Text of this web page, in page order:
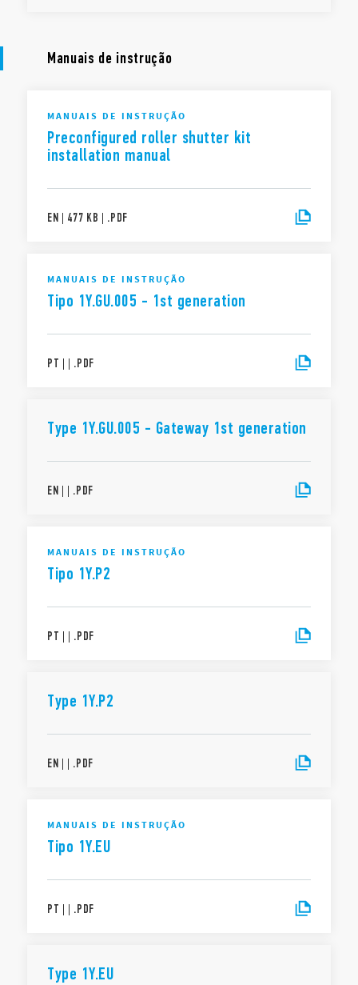
Manuais de instrução
MANUAIS DE INSTRUÇÃO
Preconfigured roller shutter kit
installation manual
EN | 477 KB | .PDF
MANUAIS DE INSTRUÇÃO
Tipo 1Y.GU.005 - 1st generation
PT | | .PDF
Type 1Y.GU.005 - Gateway 1st generation
EN | | .PDF
MANUAIS DE INSTRUÇÃO
Tipo 1Y.P2
PT | | .PDF
Type 1Y.P2
EN | | .PDF
MANUAIS DE INSTRUÇÃO
Tipo 1Y.EU
PT | | .PDF
Type 1Y.EU